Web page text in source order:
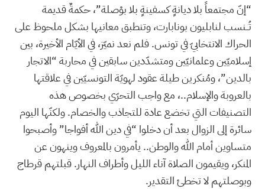
“إنّ مجتمعاً بلا ديانةٍ كسفينةٍ بلا بوْصلة”، حكمةٌ قديمة
تُــنسب لنابليون بونابارت، وتنطبق معانيها بشكل ملحوظ على
الحراك الانتخابيّ في تونس. فلم نعد نميّز، في الأيّام الأخيرة، بين
إسلاميّين وعلمانيّين ومتشدّدين سابقين في محاربة “الاتجار
بالدين”، ومُنكرين طيلة عقود لهويّة التونسيّين في علاقتها
بالعروبة والإسلام..، مع واجب التحرّي بخصوص هذه
التصنيفات التي تخضع عادة للتجاذب والخصام. ولكنّها اليوم
سائرة إلى الزوال بعد أن دخلوا “في دين الله أفواجا” وأصبحوا
متساوين أمام الله والوطن.. يأمرون بالمعروف وينهون عن
المنكر، ويقيمون الصلاة آناء الليل وأطراف النهار. قبلتهم قرطاج
وبوصلتهم لا تخطئ التقدير.